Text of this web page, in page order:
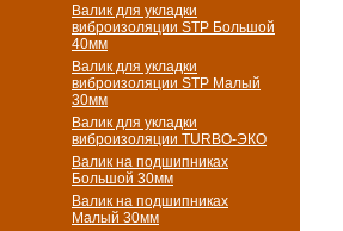
Валик для укладки
виброизоляции STP Большой
40мм
Валик для укладки
виброизоляции STP Малый
30мм
Валик для укладки
виброизоляции TURBO-ЭКО
Валик на подшипниках
Большой 30мм
Валик на подшипниках
Малый 30мм